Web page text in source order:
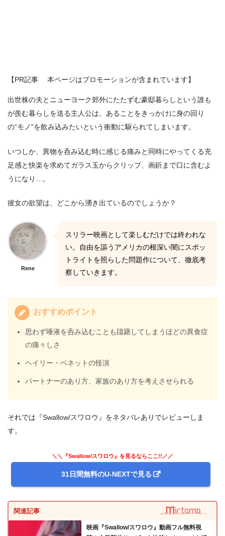
【PR記事 本ページはプロモーションが含まれています】
出世株の夫とニューヨーク郊外にたたずむ豪邸暮らしという誰も
が羨む暮らしを送る主人公は、あることをきっかけに身の回り
の“モノ”を飲み込みたいという衝動に駆られてしまいます。
いつしか、異物を呑み込む時に感じる痛みと同時にやってくる充
足感と快楽を求めてガラス玉からクリップ、画鋲まで口に含むよ
うになり…。
彼女の欲望は、どこから湧き出ているのでしょうか？
Rene
スリラー映画として楽しむだけでは終われな
い。自由を謳うアメリカの根深い闇にスポッ
トライトを照らした問題作について、徹底考
察していきます。
おすすめポイント
思わず唾液を呑み込むことも躊躇してしまうほどの異食症
の痛々しさ
ヘイリー・ベネットの怪演
パートナーのあり方、家族のあり方を考えさせられる
それでは『Swallow/スワロウ』をネタバレありでレビューしま
す。
＼＼『Swallow/スワロウ』を見るならここ!!／／
31日間無料のU-NEXTで見る
関連記事
映画『Swallow/スワロウ』動画フル無料視